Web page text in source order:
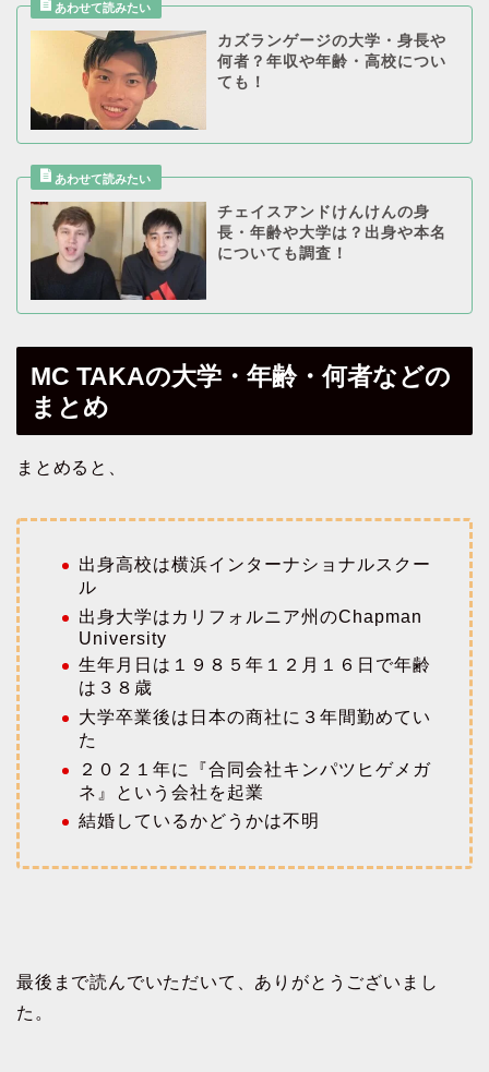
カズランゲージの大学・身長や
何者？年収や年齢・高校につい
ても！
チェイスアンドけんけんの身
長・年齢や大学は？出身や本名
についても調査！
MC TAKAの大学・年齢・何者などの
まとめ
まとめると、
出身高校は横浜インターナショナルスクー
ル
出身大学はカリフォルニア州のChapman
University
生年月日は１９８５年１２月１６日で年齢
は３８歳
大学卒業後は日本の商社に３年間勤めてい
た
２０２１年に『合同会社キンパツヒゲメガ
ネ』という会社を起業
結婚しているかどうかは不明
最後まで読んでいただいて、ありがとうございまし
た。